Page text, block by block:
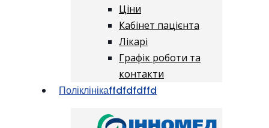
Ціни
Кабінет пацієнта
Лікарі
Графік роботи та
контакти
Поліклінікаffdfdfdffd